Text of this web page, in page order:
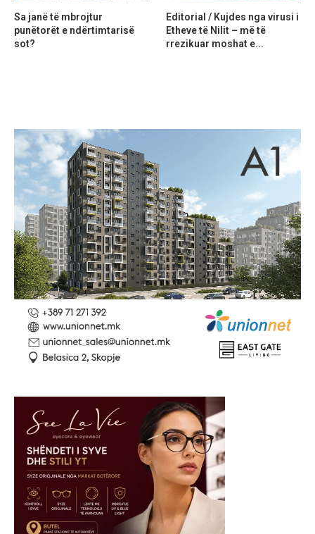
Sa janë të mbrojtur
punëtorët e ndërtimtarisë
sot?
Editorial / Kujdes nga virusi i
Etheve të Nilit – më të
rrezikuar moshat e...